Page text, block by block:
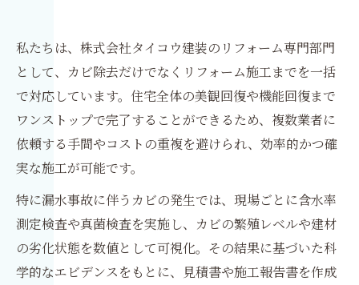
私たちは、株式会社タイコウ建装のリフォーム専門部門
として、カビ除去だけでなくリフォーム施工までを一括
で対応しています。住宅全体の美観回復や機能回復まで
ワンストップで完了することができるため、複数業者に
依頼する手間やコストの重複を避けられ、効率的かつ確
実な施工が可能です。
特に漏水事故に伴うカビの発生では、現場ごとに含水率
測定検査や真菌検査を実施し、カビの繁殖レベルや建材
の劣化状態を数値として可視化。その結果に基づいた科
学的なエビデンスをもとに、見積書や施工報告書を作成